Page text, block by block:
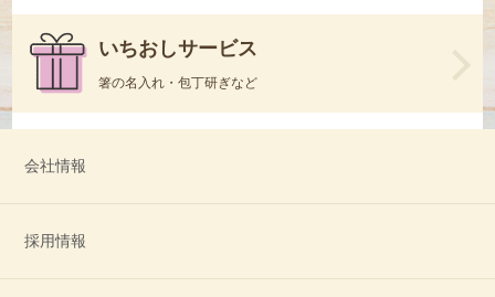
いちおしサービス
箸の名入れ・包丁研ぎなど
会社情報
採用情報